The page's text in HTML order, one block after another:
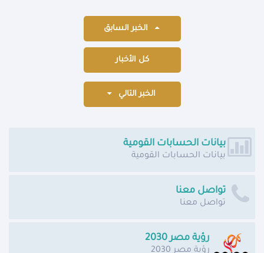
الخبر السابق
كل الأخبار
الخبر التالي
بيانات الحسابات القومية
بيانات الحسابات القومية
تواصل معنا
تواصل معنا
رؤية مصر 2030
رؤية مصر 2030